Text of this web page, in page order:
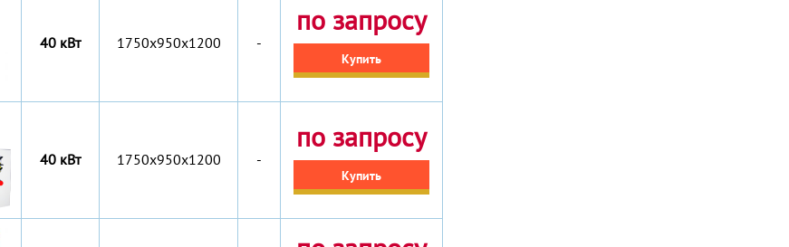
40 кВт 1750х950х1200 -
по запросу
Купить
40 кВт 1750х950х1200 -
по запросу
Купить